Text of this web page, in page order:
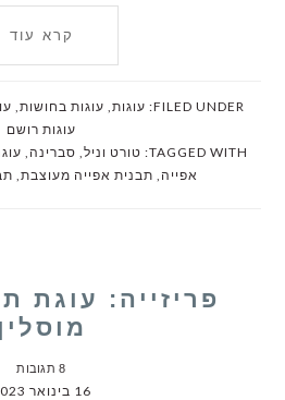
קרא עוד
FILED UNDER: עוגות, עוגות בחושות,
עוגות רושם
TAGGED WITH: טורט וניל, סברינה,
אפייה, תבנית אפייה מעוצבת,
פריזייה: עוגת
מוסלין
8 תגובות
16 בינואר 2023